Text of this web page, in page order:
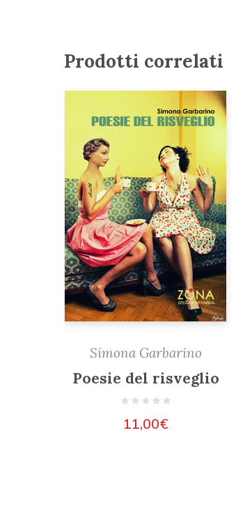
Prodotti correlati
Simona Garbarino
Poesie del risveglio
11,00€